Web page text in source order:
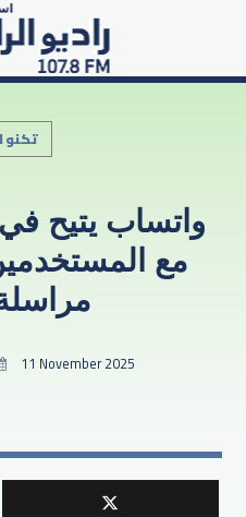
website:
واتساب يتيح
مع
11 November 2025